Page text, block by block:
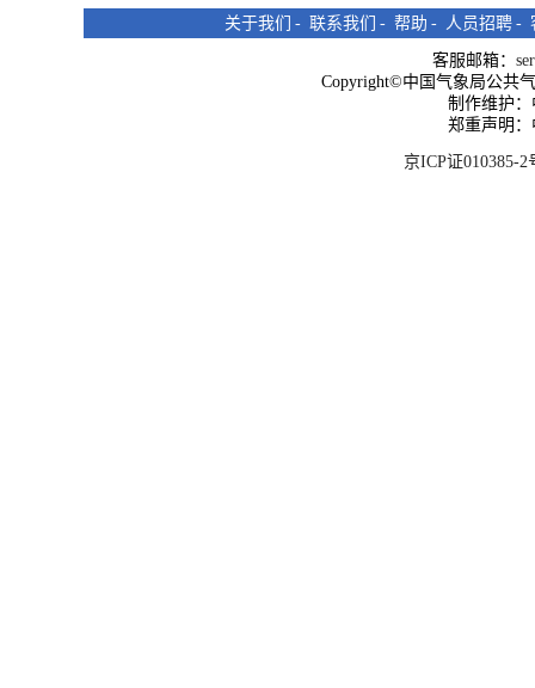
关于我们 - 联系我们 - 帮助 - 人员招聘 -
客服邮箱：
Copyright©中国气象局公共
制作维护
郑重声明
京ICP证010385-2